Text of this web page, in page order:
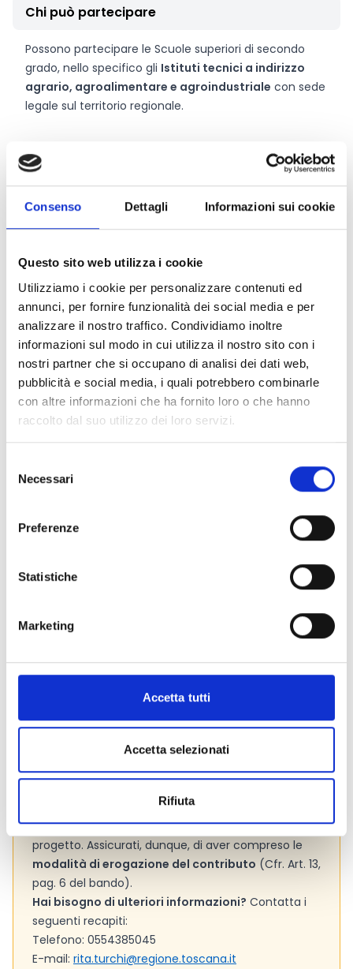
Consenso Dettagli Informazioni sui cookie
Questo sito web utilizza i cookie
Utilizziamo i cookie per personalizzare contenuti ed
annunci, per fornire funzionalità dei social media e per
analizzare il nostro traffico. Condividiamo inoltre
informazioni sul modo in cui utilizza il nostro sito con i
nostri partner che si occupano di analisi dei dati web,
pubblicità e social media, i quali potrebbero combinarle
con altre informazioni che ha fornito loro o che hanno
raccolto dal suo utilizzo dei loro servizi.
delNecessari
Preferenze
Statistiche
Marketing
Accetta tutti
Accetta selezionati
Rifiuta
Chi può partecipare
Possono partecipare le Scuole superiori di secondo
grado, nello specifico gli Istituti tecnici a indirizzo
agrario, agroalimentare e agroindustriale con sede
legale sul territorio regionale.
Entità del contributo
Il finanziamento massimo ammonta a2.520 Euroa
1.620 Euro
per la realizzazione delle attività progettuali;
900 Euro
imprese (massimo300 Euroa azienda) che si sono
messe a disposizione della Scuola e hanno realizzato
con essa una giornata di studio per gli studenti presso
la propria azienda.
Per il concorso l’ammontare complessivo è pari a
2.300 Eurocosì ripartito:
1.000 Europer il 1° classificato;
800 Europer il 2° classificato;
500 Europer il 3° classificato.
Pagina web per formulari e documenti
Pagina web informativa
Si consiglia di consultare regolarmente il sito web
ufficiale del bando per gli aggiornamenti e le
Consigli degli esperti
La premiazione avverrà durante la“Giornata
nazionale dellabiodiversità di interesse agricolo
È fondamentale chiedersi sin da subito se si
possiedono le risorse necessarie per far partire il
progetto. Assicurati, dunque, di aver compreso le
modalità di erogazione del contributo (Cfr. Art. 13,
pag. 6 del bando).
Hai bisogno di ulteriori informazioni? Contatta i
seguenti recapiti:
Telefono: 0554385045
E-mail: rita.turchi@regione.toscana.it